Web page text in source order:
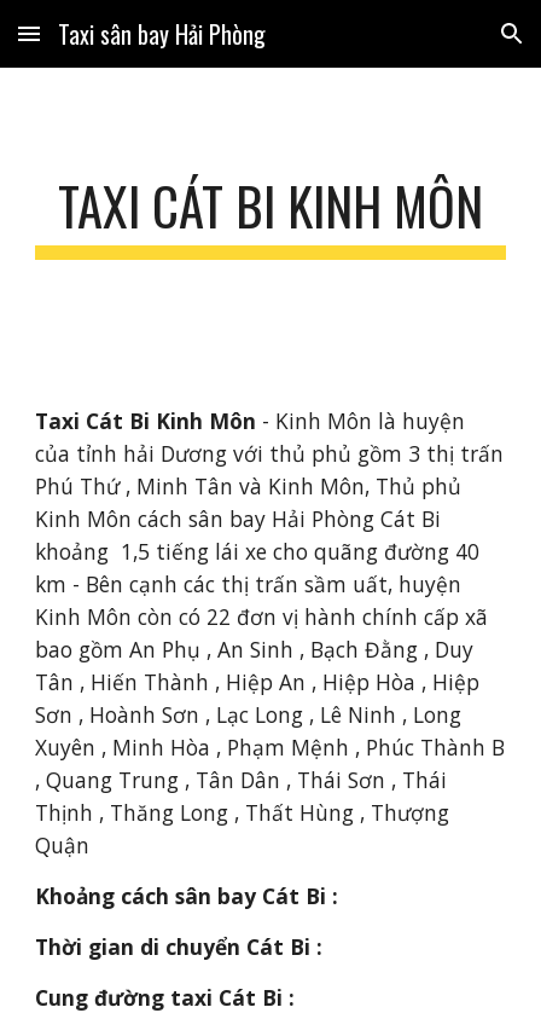
Skip to main content Skip to navigation
Taxi sân bay Hải Phòng
TAXI CÁT BI KINH MÔN
Taxi Cát Bi Kinh Môn - Kinh Môn là huyện
của tỉnh hải Dương với thủ phủ gồm 3 thị trấn
Phú Thứ , Minh Tân và Kinh Môn, Thủ phủ
Kinh Môn cách sân bay Hải Phòng Cát Bi
khoảng  1,5 tiếng lái xe cho quãng đường 40
km - Bên cạnh các thị trấn sầm uất, huyện
Kinh Môn còn có 22 đơn vị hành chính cấp xã
bao gồm An Phụ , An Sinh , Bạch Đằng , Duy
Tân , Hiến Thành , Hiệp An , Hiệp Hòa , Hiệp
Sơn , Hoành Sơn , Lạc Long , Lê Ninh , Long
Xuyên , Minh Hòa , Phạm Mệnh , Phúc Thành B
, Quang Trung , Tân Dân , Thái Sơn , Thái
Thịnh , Thăng Long , Thất Hùng , Thượng
Quận
Khoảng cách sân bay Cát Bi :
Thời gian di chuyển Cát Bi :
Cung đường taxi Cát Bi :